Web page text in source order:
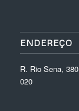
ENDEREÇO
R. Rio Sena,
020